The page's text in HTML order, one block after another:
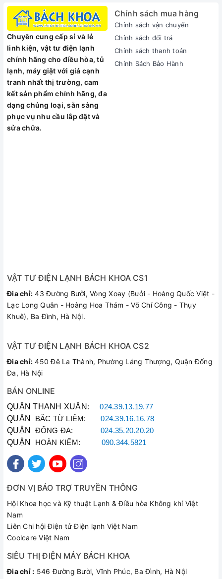
-Thiết kế gọn gàng, sang trọng và tinh tế: Bình nóng lạnh
ARISTON VITALY 20 SLIM được thiết kế hình hộp chữ nhật
với màu trắng nhẹ nhàng sang trọng mà không kém phần tinh
tế, mang đậm phong cách Ý.
Thanh đốt bằng đồng độ bền vượt trội, cho khả năng làm
nóng nhanh và ổn định trong quá trình sử dụng
-Thiết kế với đường xả cặn độc lập
dễ dàng
-Bộ ổn nhiệt TBST với kết cầu gồm 2 cảm biến
sẽ dừng quá trình làm nóng khi nước đã đạt nhiệt độ yêu cầu,
Công suất làm nóng 2500 W
Bơm trợ lực Không
Nhiệt độ tối đa
Chế độ an toàn
Chuyên cung cấp sỉ và lẻ
linh kiện, vật tư điện lạnh
chính hãng cho điều hòa, tủ
lạnh, máy giặt với giá cạnh
tranh nhất thị trường, cam
kết sản phẩm chính hãng, đa
dạng chủng loại, sẵn sàng
phục vụ nhu cầu lắp đặt và
sửa chữa.
Chính sách mua hàng
Chính sách vận chuyển
Chính sách đổi trả
Chính sách thanh toán
Chính Sách Bảo Hành
VẬT TƯ ĐIỆN LẠNH BÁCH KHOA CS1
Đia chỉ: 43 Đường Bưởi, Vòng Xoay (Bưởi - Hoàng Quốc Việt -
Lạc Long Quân - Hoàng Hoa Thám - Võ Chí Công - Thụy
Khuê), Ba Đình, Hà Nội.
VẬT TƯ ĐIỆN LẠNH BÁCH KHOA CS2
Đia chỉ: 450 Đê La Thành, Phường Láng Thượng, Quận Đống
Đa, Hà Nội
BÁN ONLINE
QUẬN THANH XUÂN :024.39.13.19.77
QUẬN BẮC TỪ LIÊM:024.39.16.16.78
QUẬN ĐỐNG ĐA: 024.35.20.20.20
QUẬN HOÀN KIẾM: 090.344.5821
ĐƠN VỊ BẢO TRỢ TRUYỀN THÔNG
Hội Khoa học và Kỹ thuật Lạnh & Điều hòa Không khí Việt
Nam
Liên Chi hội Điện tử Điện lạnh Việt Nam
Coolcare Việt Nam
SIÊU THỊ ĐIỆN MÁY BÁCH KHOA
Đia chỉ : 546 Đường Bười, Vĩnh Phúc, Ba Đình, Hà Nội